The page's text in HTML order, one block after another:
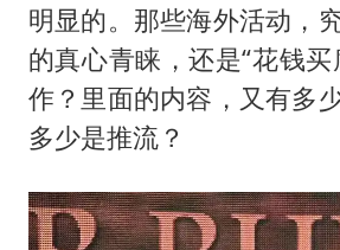
明显的。那些海外活动，
的真心青睐，还是“花钱
作？里面的内容，又有多
多少是推流？